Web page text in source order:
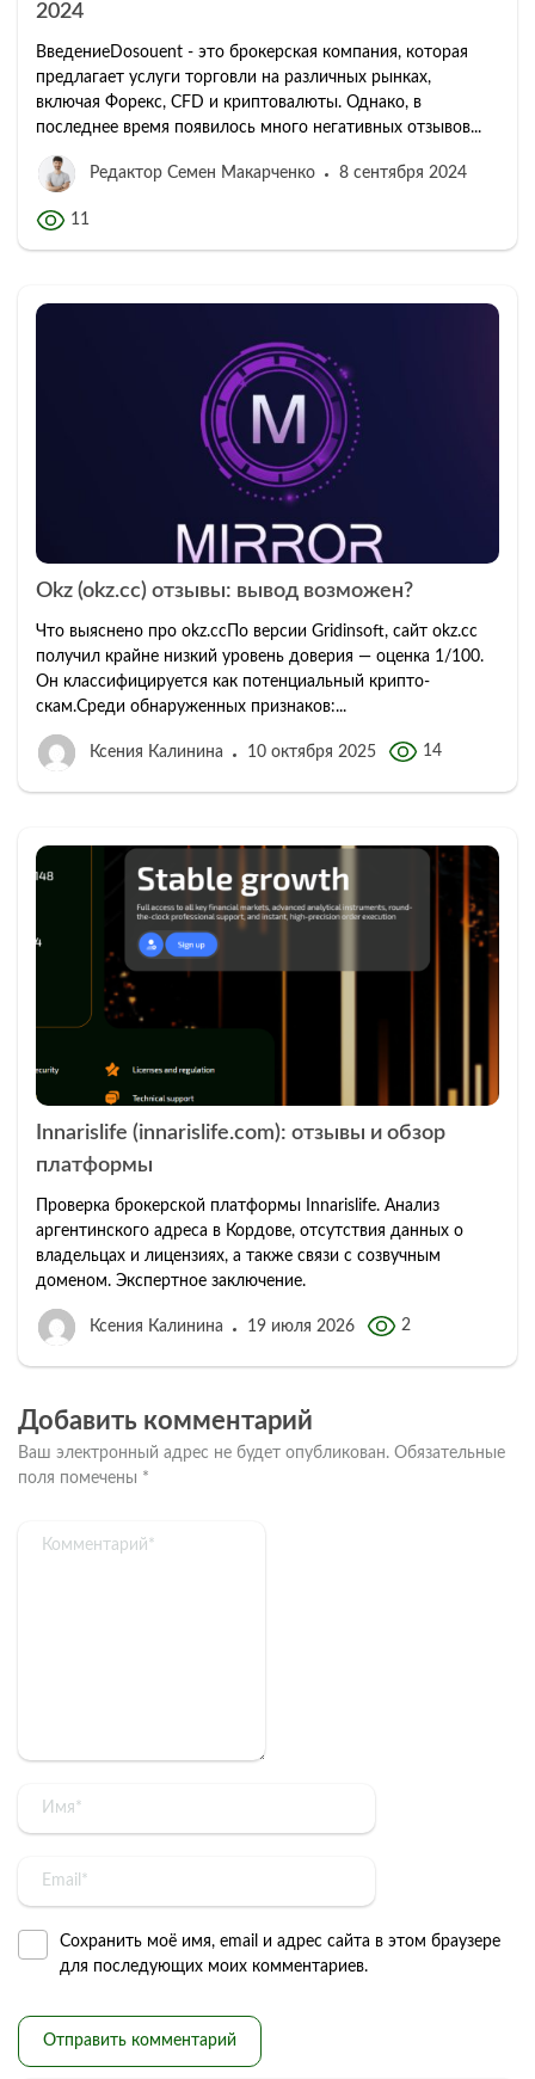
2024
ВведениеDosouent - это брокерская компания, которая
предлагает услуги торговли на различных рынках,
включая Форекс, CFD и криптовалюты. Однако, в
последнее время появилось много негативных отзывов...
Редактор Семен Макарченко 8 сентября 2024
11
Okz (okz.cc) отзывы: вывод возможен?
Что выяснено про okz.ccПо версии Gridinsoft, сайт okz.cc
получил крайне низкий уровень доверия — оценка 1/100.
Он классифицируется как потенциальный крипто-
скам.Среди обнаруженных признаков:...
Ксения Калинина 10 октября 2025 14
Innarislife (innarislife.com): отзывы и обзор
платформы
Проверка брокерской платформы Innarislife. Анализ
аргентинского адреса в Кордове, отсутствия данных о
владельцах и лицензиях, а также связи с созвучным
доменом. Экспертное заключение.
Ксения Калинина 19 июля 2026 2
Добавить комментарий
Ваш электронный адрес не будет опубликован. Обязательные
поля помечены *
Сохранить моё имя, email и адрес сайта в этом браузере
для последующих моих комментариев.